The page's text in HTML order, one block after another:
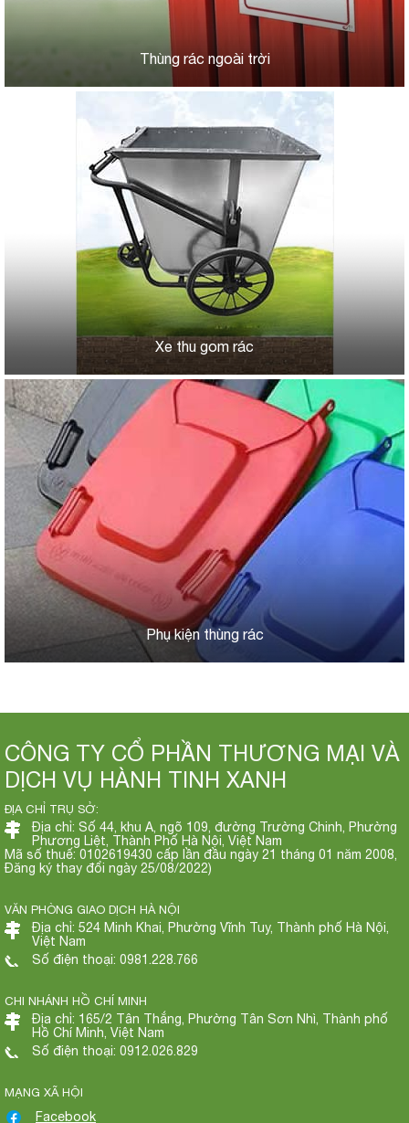
Thùng rác ngoài trời
Xe thu gom rác
Phụ kiện thùng rác
CÔNG TY CỔ PHẦN THƯƠNG MẠI VÀ
DỊCH VỤ HÀNH TINH XANH
ĐỊA CHỈ TRỤ SỞ:
Địa chỉ: Số 44, khu A, ngõ 109, đường Trường Chinh, Phường
Phương Liệt, Thành Phố Hà Nội, Việt Nam
Mã số thuế: 0102619430 cấp lần đầu ngày 21 tháng 01 năm 2008,
Đăng ký thay đổi ngày 25/08/2022)
VĂN PHÒNG GIAO DỊCH HÀ NỘI
Địa chỉ: 524 Minh Khai, Phường Vĩnh Tuy, Thành phố Hà Nội,
Việt Nam
Số điện thoại: 0981.228.766
CHI NHÁNH HỒ CHÍ MINH
Địa chỉ: 165/2 Tân Thắng, Phường Tân Sơn Nhì, Thành phố
Hồ Chí Minh, Việt Nam
Số điện thoại: 0912.026.829
MẠNG XÃ HỘI
Facebook